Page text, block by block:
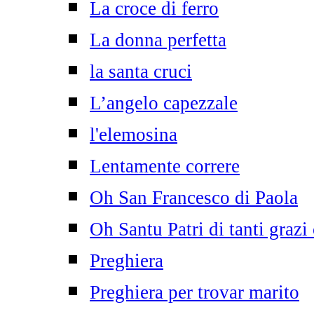
La croce di ferro
La donna perfetta
la santa cruci
L’angelo capezzale
l'elemosina
Lentamente correre
Oh San Francesco di Paola
Oh Santu Patri di tanti grazi
Preghiera
Preghiera per trovar marito